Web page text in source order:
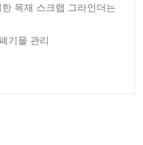
목재 스크랩 그라인더는
기물 관리